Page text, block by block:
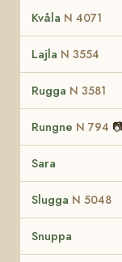
Kvåla N 4071
Lajla N 3554
Rugga N 3581
Rungne N 794
Sara
Slugga N 5048
Snuppa